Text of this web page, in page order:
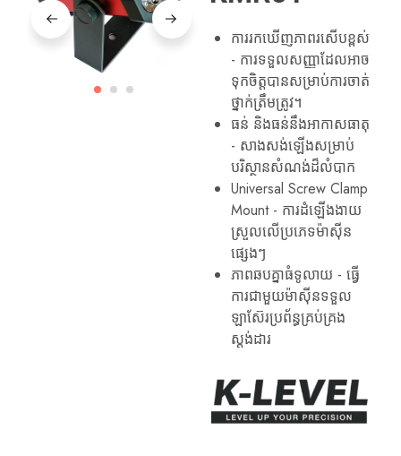
ឧបករណ៍
វាស់
ស្ទង់
ភាព
ជាក់
លាក់
ខ្ពស់។
ការ
ផលិត
ឧបករណ៍
វាស់
ឡាស៊ែរ
កម្រិត
វិជ្ជា
ការរកឃើញភាពរសើបខ្ពស់
- ការទទួលសញ្ញាដែលអាច
ទុកចិត្តបានសម្រាប់ការចាត់
ថ្នាក់ត្រឹមត្រូវ។
ធន់ និងធន់នឹងអាកាសធាតុ
- សាងសង់ឡើងសម្រាប់
បរិស្ថានសំណង់ដ៏លំបាក
Universal Screw Clamp
Mount - ការដំឡើងងាយ
ស្រួលលើប្រភេទម៉ាស៊ីន
ផ្សេងៗ
ភាពឆបគ្នាធំទូលាយ - ធ្វើ
ការជាមួយម៉ាស៊ីនទទួល
ឡាស៊ែរប្រព័ន្ធគ្រប់គ្រង
ស្តង់ដារ